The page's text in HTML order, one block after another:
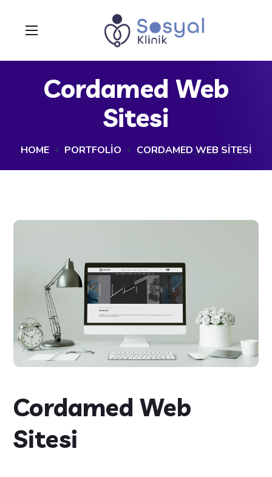
Cordamed Web
Sitesi
HOME PORTFOLIO CORDAMED WEB SITESI
Cordamed Web
Sitesi